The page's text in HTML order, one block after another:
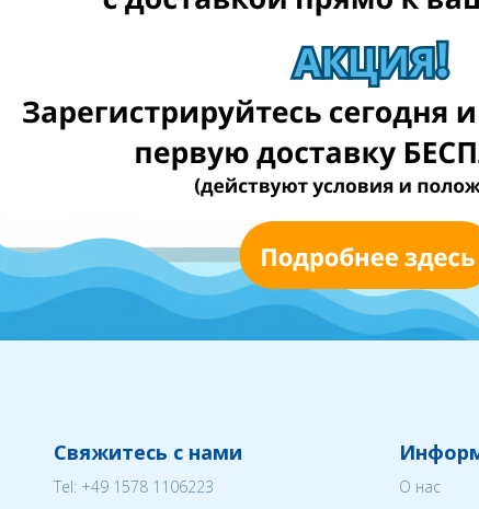
Свяжитесь с нами
Tel: +49 1578 1106223
О нас